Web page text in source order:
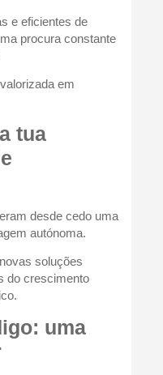
e eficientes de
procura constante
em
tua
desde cedo uma
autónoma.
soluções
do crescimento
uma